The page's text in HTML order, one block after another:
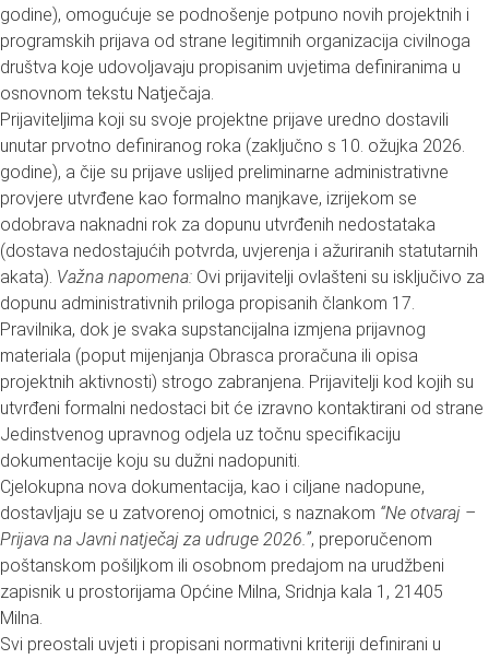
godine), omogućuje se podnošenje potpuno novih projektnih i
programskih prijava od strane legitimnih organizacija civilnoga
društva koje udovoljavaju propisanim uvjetima definiranima u
osnovnom tekstu Natječaja.
Prijaviteljima koji su svoje projektne prijave uredno dostavili
unutar prvotno definiranog roka (zaključno s 10. ožujka 2026.
godine), a čije su prijave uslijed preliminarne administrativne
provjere utvrđene kao formalno manjkave, izrijekom se
odobrava naknadni rok za dopunu utvrđenih nedostataka
(dostava nedostajućih potvrda, uvjerenja i ažuriranih statutarnih
akata). Važna napomena: Ovi prijavitelji ovlašteni su isključivo za
dopunu administrativnih priloga propisanih člankom 17.
Pravilnika, dok je svaka supstancijalna izmjena prijavnog
materiala (poput mijenjanja Obrasca proračuna ili opisa
projektnih aktivnosti) strogo zabranjena. Prijavitelji kod kojih su
utvrđeni formalni nedostaci bit će izravno kontaktirani od strane
Jedinstvenog upravnog odjela uz točnu specifikaciju
dokumentacije koju su dužni nadopuniti.
Cjelokupna nova dokumentacija, kao i ciljane nadopune,
dostavljaju se u zatvorenoj omotnici, s naznakom “Ne otvaraj –
Prijava na Javni natječaj za udruge 2026.”, preporučenom
poštanskom pošiljkom ili osobnom predajom na urudžbeni
zapisnik u prostorijama Općine Milna, Sridnja kala 1, 21405
Milna.
Svi preostali uvjeti i propisani normativni kriteriji definirani u